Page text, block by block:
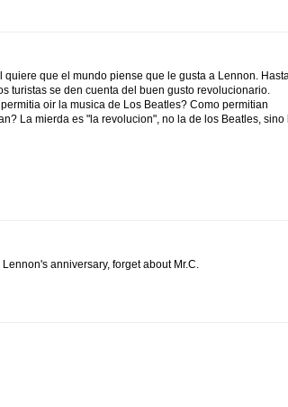
que el mundo piense que le gusta a Lennon.
turistas se den cuenta del buen gusto revolucionario.
oir la musica de Los Beatles? Como permitian
La mierda es "la revolucion", no la de los Beatles, sino
anniversary, forget about Mr.C.